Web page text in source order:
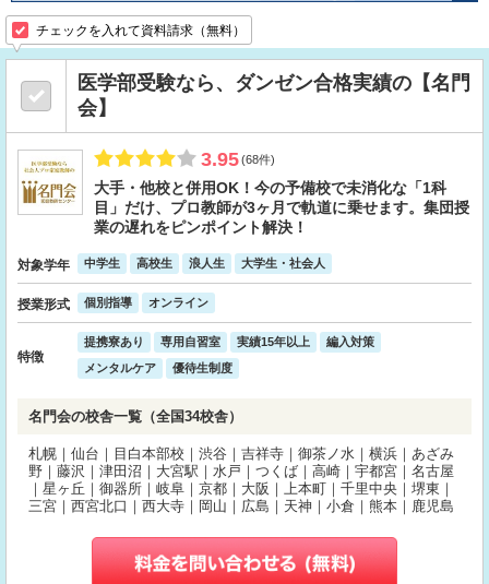
チェックを入れて資料請求（無料）
医学部受験なら、ダンゼン合格実績の【名門
会】
3.95(68件)
大手・他校と併用OK！今の予備校で未消化な「1科
目」だけ、プロ教師が3ヶ月で軌道に乗せます。集団授
業の遅れをピンポイント解決！
対象学年 中学生 高校生 浪人生 大学生・社会人
授業形式 個別指導 オンライン
特徴
提携寮あり 専用自習室 実績15年以上
編入対策
メンタルケア
優待生制度
名門会の校舎一覧（全国34校舎）
札幌｜仙台｜目白本部校｜渋谷｜吉祥寺｜御茶ノ水｜横浜｜あざみ
野｜藤沢｜津田沼｜大宮駅｜水戸｜つくば｜高崎｜宇都宮｜名古屋
｜星ヶ丘｜御器所｜岐阜｜京都｜大阪｜上本町｜千里中央｜堺東｜
三宮｜西宮北口｜西大寺｜岡山｜広島｜天神｜小倉｜熊本｜鹿児島